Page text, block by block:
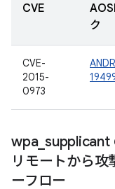
CVE
ク
CVE-
2015-
0973
wpa_ supplicant
リモートから攻
ーフロー